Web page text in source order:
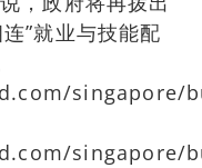
”就业与技能配
singapore/
singapore/